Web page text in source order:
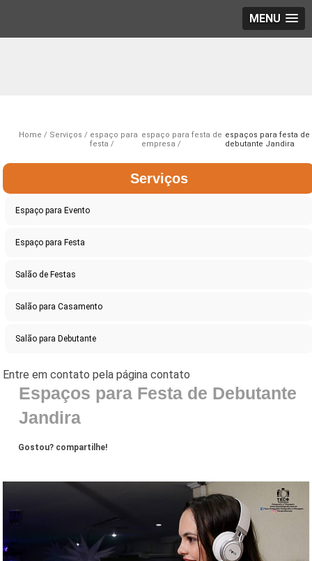
MENU
Home Serviços
espaço para
festa
espaço para festa de
empresa
espaços para festa de
debutante Jandira
Serviços
Espaço para Evento
Espaço para Festa
Salão de Festas
Salão para Casamento
Salão para Debutante
Espaços para Festa de Debutante
Jandira
Gostou? compartilhe!